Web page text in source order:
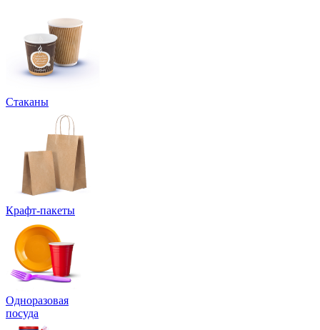
Стаканы
Крафт-пакеты
Одноразовая
посуда